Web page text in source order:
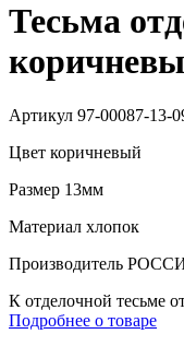
Тесьма
Артикул 97-00087-13-
Цвет коричневый
Размер 13мм
Материал хлопок
Производитель
К отделочной тесьме
Подробнее о товаре